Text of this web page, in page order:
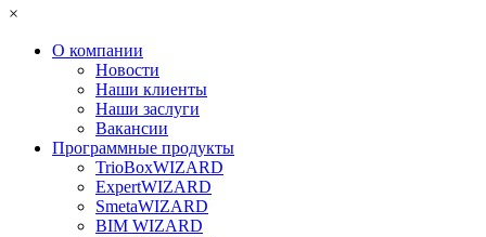
×
О компании
Новости
Наши клиенты
Наши заслуги
Вакансии
Программные продукты
TrioBoxWIZARD
ExpertWIZARD
SmetaWIZARD
BIM WIZARD